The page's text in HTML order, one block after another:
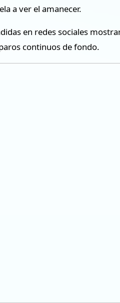
a ver el amanecer.
en redes sociales
continuos de fondo.